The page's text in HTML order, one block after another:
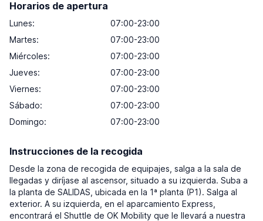
Horarios de apertura
Lunes:
07:00-23:00
Martes:
07:00-23:00
Miércoles:
07:00-23:00
Jueves:
07:00-23:00
Viernes:
07:00-23:00
Sábado:
07:00-23:00
Domingo: 07:00-23:00
Instrucciones de la recogida
Desde la zona de recogida de equipajes, salga a la sala de
llegadas y diríjase al ascensor, situado a su izquierda. Suba a
la planta de SALIDAS, ubicada en la 1ª planta (P1). Salga al
exterior. A su izquierda, en el aparcamiento Express,
encontrará el Shuttle de OK Mobility que le llevará a nuestra